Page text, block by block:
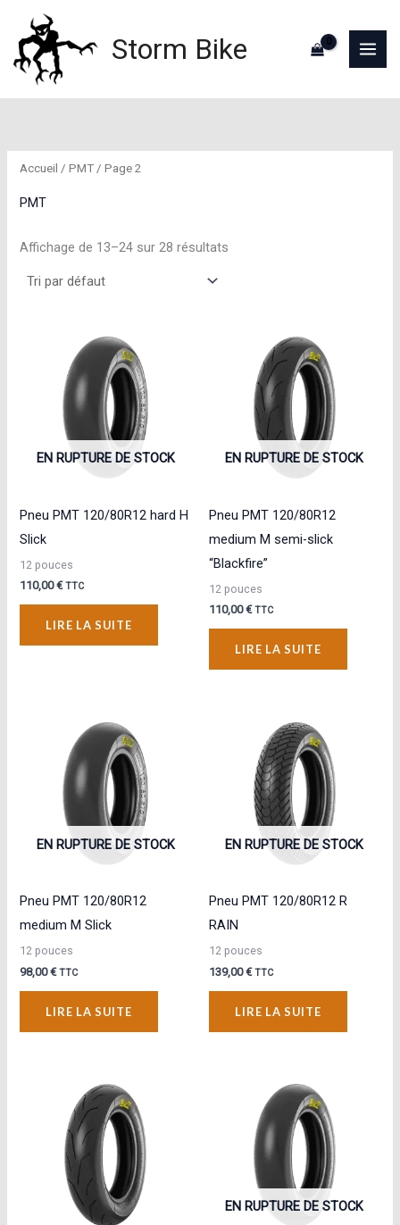
contenu
Storm Bike
Accueil /PMT / Page 2
PMT
Affichage de 13–24 sur 28 résultats
EN RUPTURE DE STOCK
Pneu PMT 120/80R12 hard H
Slick
12 pouces
110,00€ TTC
LIRE LA SUITE
EN RUPTURE DE STOCK
Pneu PMT 120/80R12
medium M semi-slick
“Blackfire”
12 pouces
110,00€ TTC
LIRE LA SUITE
EN RUPTURE DE STOCK
Pneu PMT 120/80R12
medium M Slick
12 pouces
98,00€ TTC
LIRE LA SUITE
EN RUPTURE DE STOCK
Pneu PMT 120/80R12 R
RAIN
12 pouces
139,00€ TTC
LIRE LA SUITE
EN RUPTURE DE STOCK